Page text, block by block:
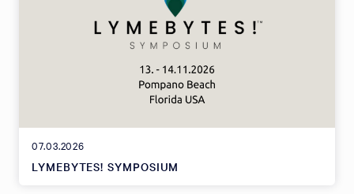
07.03.2026
LYMEBYTES! SYMPOSIUM